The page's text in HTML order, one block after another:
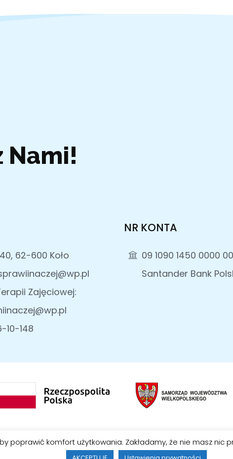
Nami!
62-600 Koło
Zajęciowej:
10-148
NR KONTA
09 1090 1450 0000
Santander Bank
Stowarzyszenie Osób Niepełnosprawnych "Sprawni Inaczej".
poprawić komfort użytkowania. Zakładamy, że nie masz nic